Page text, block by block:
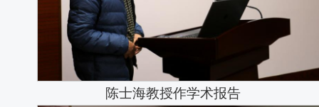
陈士海教授作学术报告